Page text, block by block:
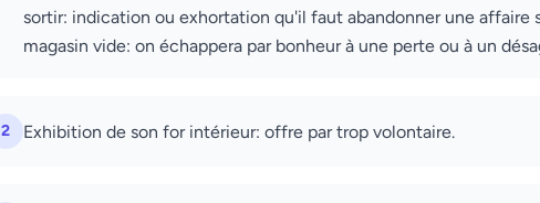
sortir: indication ou exhortation qu'il faut abandonner une affaire
magasin vide: on échappera par bonheur à une perte ou à un
2 Exhibition de son for intérieur: offre par trop volontaire.